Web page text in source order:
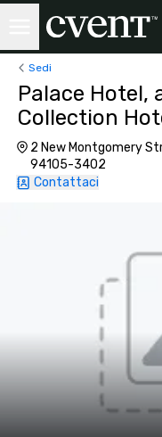
Sedi
Palace Hotel,
Collection
Francisco
2 New Montgomery
94105-3402
Contattaci